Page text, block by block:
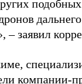
– заявил
компании-